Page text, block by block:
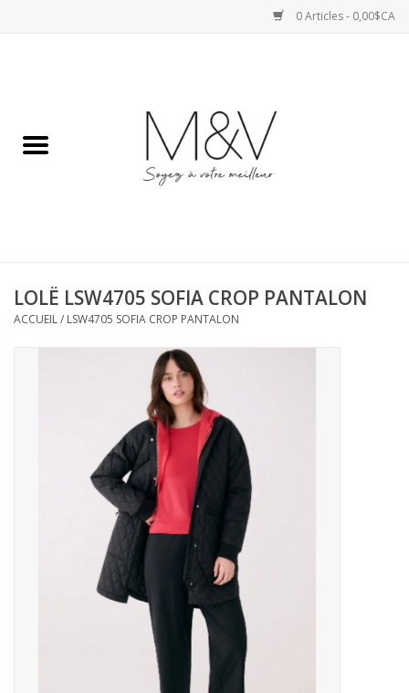
0 Articles - 0,00$CA
SPORTS
BAS
ACCESSOIRES
MAILLOTS DE BAIN
LOLË LSW4705 SOFIA CROP PANTALON
ACCUEIL/ LSW4705 SOFIA CROP PANTALON